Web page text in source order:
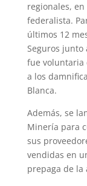
regionales,
federalista.
últimos 12
Seguros junto
fue voluntaria
a los
Blanca.
Además, se
Minería para
sus
vendidas en
prepaga de la